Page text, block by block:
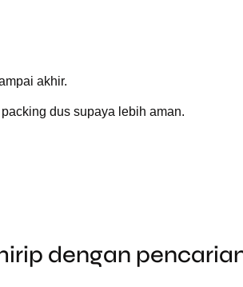
akhir.
dus supaya lebih aman.
dengan